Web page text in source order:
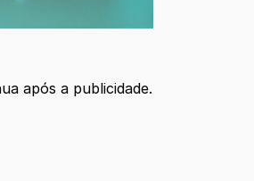
após a publicidade.